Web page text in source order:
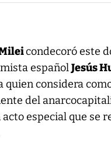
condecoró este
españolJesús
quien considera
del
especial que se